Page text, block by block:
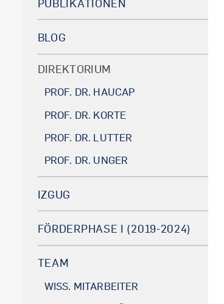
PUBLIKATIONEN
BLOG
DIREKTORIUM
PROF. DR. HAUCAP
PROF. DR. KORTE
PROF. DR. LUTTER
PROF. DR. UNGER
IZGUG
FÖRDERPHASE I (2019-2024)
TEAM
WISS. MITARBEITER